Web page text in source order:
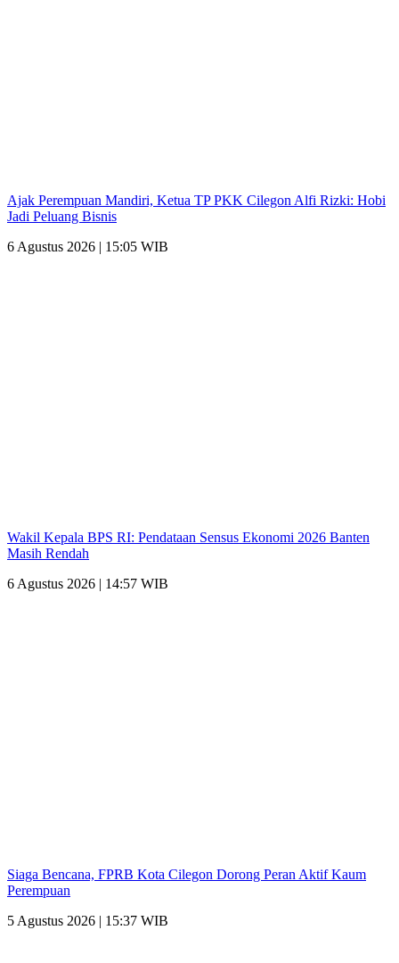
Ajak Perempuan Mandiri, Ketua TP PKK Cilegon Alfi Rizki: Hobi
Jadi Peluang Bisnis
6 Agustus 2026 | 15:05 WIB
Wakil Kepala BPS RI: Pendataan Sensus Ekonomi 2026 Banten
Masih Rendah
6 Agustus 2026 | 14:57 WIB
Siaga Bencana, FPRB Kota Cilegon Dorong Peran Aktif Kaum
Perempuan
5 Agustus 2026 | 15:37 WIB